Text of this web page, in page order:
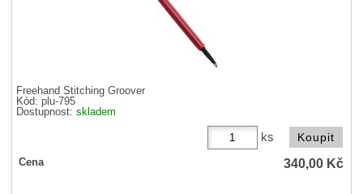
Freehand Stitching Groover
Kód: plu-795
Dostupnost:skladem
ks
Cena 340,00 Kč